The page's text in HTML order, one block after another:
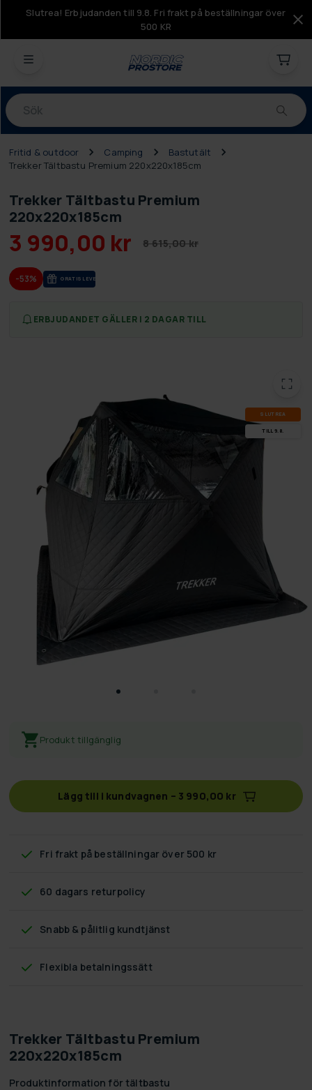
Slutrea! Erbjudanden till 9.8. Fri frakt på beställningar över
500 KR
Produkter
Fritid & outdoor Camping
Bastutält
Trekker Tältbastu Premium 220x220x185cm
Trekker Tältbastu Premium
220x220x185cm
3 990,00 kr 8 615,00 kr
-53% GRA­TIS LE­VE­RANS
ERBJUDANDET GÄLLER I 2 DAGAR TILL
SLUT­REA
TILL 9.8.
Produkt tillgänglig
Lägg till i kundvagnen – 3 990,00 kr
Fri frakt på beställningar över 500 kr
60 dagars returpolicy
Snabb & pålitlig kundtjänst
Flexibla betalningssätt
Trekker Tältbastu Premium
220x220x185cm
Produktinformation för tältbastu